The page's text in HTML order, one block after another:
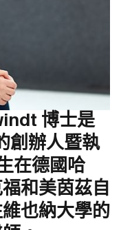
博士是
創辦人暨執
在德國哈
和美茵茲自
也納大學的